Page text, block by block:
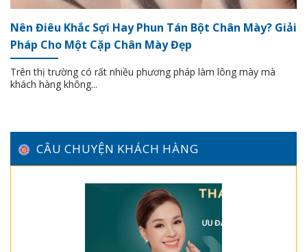
Nên Điêu Khắc Sợi Hay Phun Tán Bột Chân Mày? Giải
Pháp Cho Một Cặp Chân Mày Đẹp
Trên thị trường có rất nhiều phương pháp làm lông mày mà
khách hàng không...
CÂU CHUYỆN KHÁCH HÀNG